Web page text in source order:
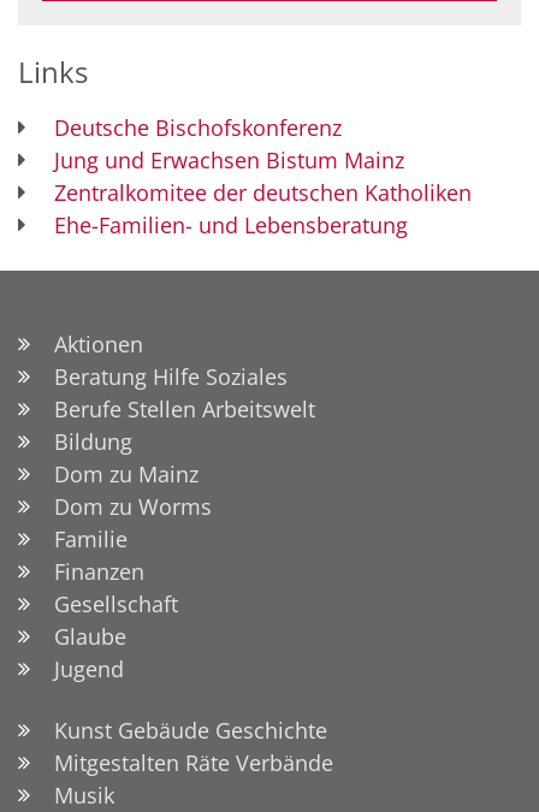
Links
Deutsche Bischofskonferenz
Jung und Erwachsen Bistum Mainz
Zentralkomitee der deutschen Katholiken
Ehe-Familien- und Lebensberatung
Aktionen
Beratung Hilfe Soziales
Berufe Stellen Arbeitswelt
Bildung
Dom zu Mainz
Dom zu Worms
Familie
Finanzen
Gesellschaft
Glaube
Jugend
Kunst Gebäude Geschichte
Mitgestalten Räte Verbände
Musik